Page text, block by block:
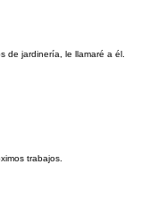
de jardinería, le llamaré a él.
trabajos.